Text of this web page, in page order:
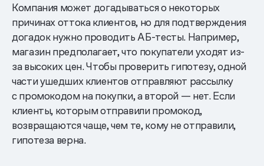
Компания может догадываться о некоторых
причинах оттока клиентов, но для подтверждения
догадок нужно проводить АБ-тесты. Например,
магазин предполагает, что покупатели уходят из-
за высоких цен. Чтобы проверить гипотезу, одной
части ушедших клиентов отправляют рассылку
с промокодом на покупки, а второй — нет. Если
клиенты, которым отправили промокод,
возвращаются чаще, чем те, кому не отправили,
гипотеза верна.